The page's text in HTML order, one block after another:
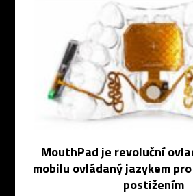
MouthPad je revoluční
mobilu ovládaný jazykem
postižením